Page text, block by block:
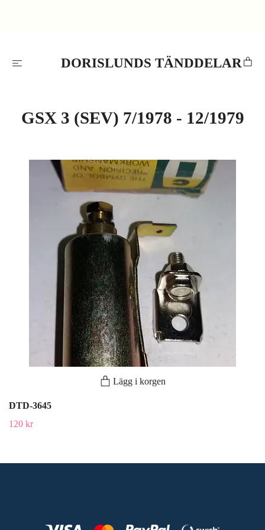
DORISLUNDS TÄNDDELAR
GSX 3 (SEV) 7/1978 - 12/1979
Lägg i korgen
DTD-3645
120 kr